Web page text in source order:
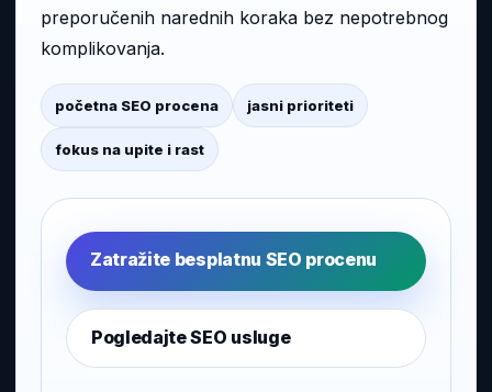
preporučenih narednih koraka bez nepotrebnog
komplikovanja.
početna SEO procena jasni prioriteti
fokus na upite i rast
Zatražite besplatnu SEO procenu
Pogledajte SEO usluge